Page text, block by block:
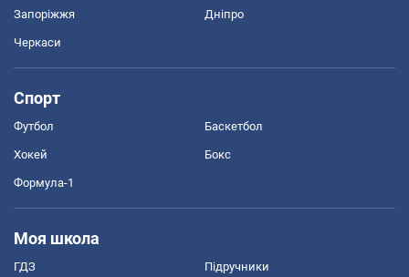
Запоріжжя Дніпро
Черкаси
Спорт
Футбол Баскетбол
Хокей Бокс
Формула-1
Моя школа
ГДЗ Підручники